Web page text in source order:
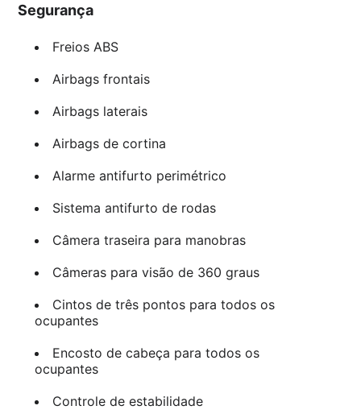
Segurança
Freios ABS
Airbags frontais
Airbags laterais
Airbags de cortina
Alarme antifurto perimétrico
Sistema antifurto de rodas
Câmera traseira para manobras
Câmeras para visão de 360 graus
Cintos de três pontos para todos os
ocupantes
Encosto de cabeça para todos os
ocupantes
Controle de estabilidade